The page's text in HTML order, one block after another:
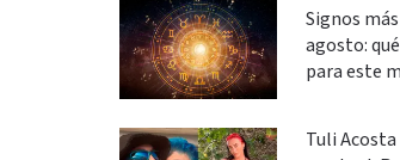
Signos
agosto:
para este
Tuli